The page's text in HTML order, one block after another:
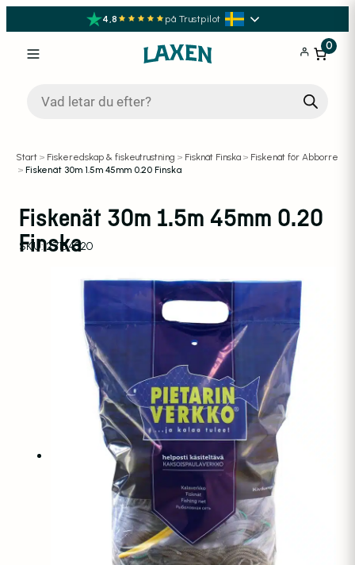
4,8 på Trustpilot
0
Start > Fiskeredskap & fiskeutrustning > Fisknät Finska > Fiskenät för Abborre
> Fiskenät 30m 1.5m 45mm 0.20 Finska
Fiskenät 30m 1.5m 45mm 0.20
Finska
SKU: 27154520